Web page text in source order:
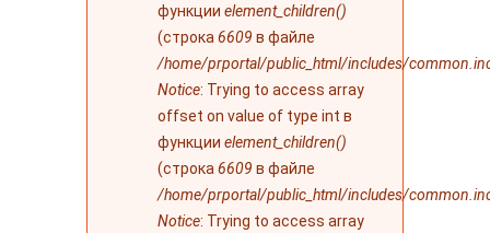
функции element_children()
(строка 6609 в файле
/home/prportal/public_html/includes/
Notice: Trying to access array
offset on value of type int в
функции element_children()
(строка 6609 в файле
/home/prportal/public_html/includes/
Notice: Trying to access array